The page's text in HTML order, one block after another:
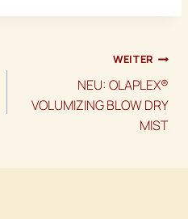
WEITER
NEU: OLAPLEX®
VOLUMIZING BLOW DRY
MIST